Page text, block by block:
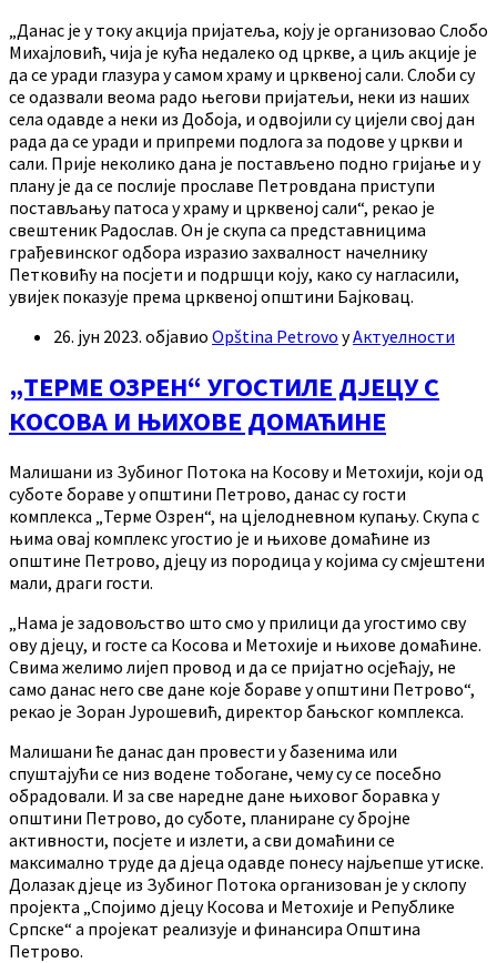
„Данас је у току акција пријатеља, коју је организовао Слобо
Михајловић, чија је кућа недалеко од цркве, а циљ акције је
да се уради глазура у самом храму и црквеној сали. Слоби су
се одазвали веома радо његови пријатељи, неки из наших
села одавде а неки из Добоја, и одвојили су цијели свој дан
рада да се уради и припреми подлога за подове у цркви и
сали. Прије неколико дана је постављено подно гријање и у
плану је да се послије прославе Петровдана приступи
постављању патоса у храму и црквеној сали“, рекао је
свештеник Радослав. Он је скупа са представницима
грађевинског одбора изразио захвалност начелнику
Петковићу на посјети и подршци коју, како су нагласили,
увијек показује према црквеној општини Бајковац.
26. јун 2023. објавио Opština Petrovo уАктуелности
„ТЕРМЕ ОЗРЕН“ УГОСТИЛЕ ДЈЕЦУ С
КОСОВА И ЊИХОВЕ ДОМАЋИНЕ
Малишани из Зубиног Потока на Косову и Метохији, који од
суботе бораве у општини Петрово, данас су гости
комплекса „Терме Озрен“, на цјелодневном купању. Скупа с
њима овај комплекс угостио је и њихове домаћине из
општине Петрово, дјецу из породица у којима су смјештени
мали, драги гости.
„Нама је задовољство што смо у прилици да угостимо сву
ову дјецу, и госте са Косова и Метохије и њихове домаћине.
Свима желимо лијеп провод и да се пријатно осјећају, не
само данас него све дане које бораве у општини Петрово“,
рекао је Зоран Јурошевић, директор бањског комплекса.
Малишани ће данас дан провести у базенима или
спуштајући се низ водене тобогане, чему су се посебно
обрадовали. И за све наредне дане њиховог боравка у
општини Петрово, до суботе, планиране су бројне
активности, посјете и излети, а сви домаћини се
максимално труде да дјеца одавде понесу најљепше утиске.
Долазак дјеце из Зубиног Потока организован је у склопу
пројекта „Спојимо дјецу Косова и Метохије и Републике
Српске“ а пројекат реализује и финансира Општина
Петрово.